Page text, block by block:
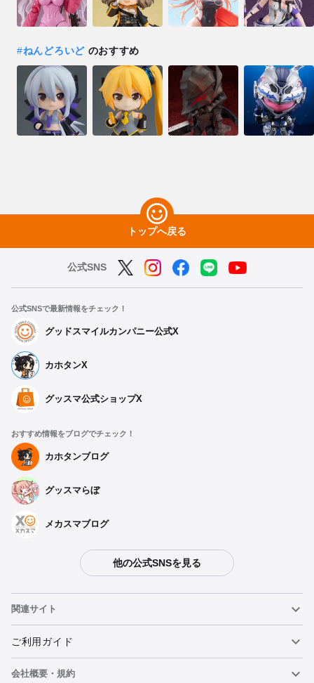
#ねんどろいどのおすすめ
トップへ戻る
公式SNS
公式SNSで最新情報をチェック！
グッドスマイルカンパニー公式X
カホタンX
グッスマ公式ショップX
おすすめ情報をブログでチェック！
カホタンブログ
グッスマらぼ
メカスマブログ
他の公式SNSを見る
関連サイト
ねんどろいど
ねんどろいどフェイスメーカー
ご利用ガイド
重要なお知らせ
会社概要・規約